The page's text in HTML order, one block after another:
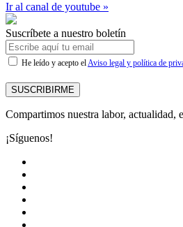
Ir al canal de youtube »
Suscríbete a nuestro boletín
He leído y acepto elAviso legal y política de
SUSCRIBIRME
Compartimos nuestra labor, actualidad,
¡Síguenos!